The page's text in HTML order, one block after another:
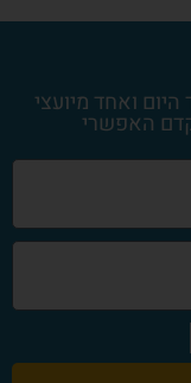
ואחד מיועצי
האפשרי